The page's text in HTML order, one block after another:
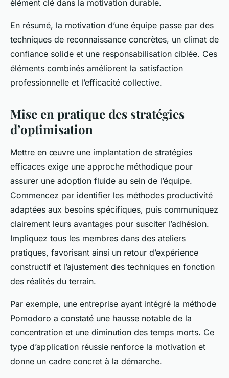
élément clé dans la motivation durable.
En résumé, la motivation d’une équipe passe par des
techniques de reconnaissance concrètes, un climat de
confiance solide et une responsabilisation ciblée. Ces
éléments combinés améliorent la satisfaction
professionnelle et l’efficacité collective.
Mise en pratique des stratégies
d’optimisation
Mettre en œuvre une implantation de stratégies
efficaces exige une approche méthodique pour
assurer une adoption fluide au sein de l’équipe.
Commencez par identifier les méthodes productivité
adaptées aux besoins spécifiques, puis communiquez
clairement leurs avantages pour susciter l’adhésion.
Impliquez tous les membres dans des ateliers
pratiques, favorisant ainsi un retour d’expérience
constructif et l’ajustement des techniques en fonction
des réalités du terrain.
Par exemple, une entreprise ayant intégré la méthode
Pomodoro a constaté une hausse notable de la
concentration et une diminution des temps morts. Ce
type d’application réussie renforce la motivation et
donne un cadre concret à la démarche.